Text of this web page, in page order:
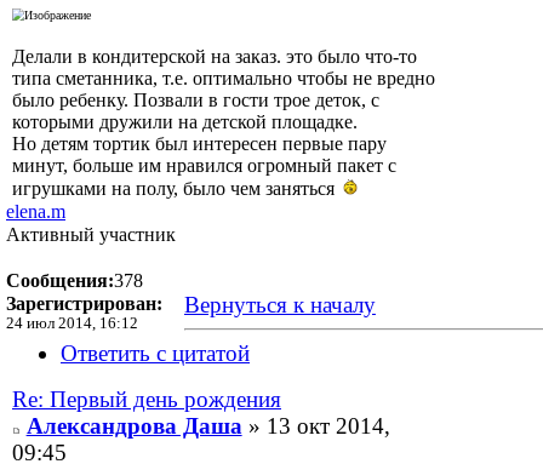
Делали в кондитерской на заказ. это было что-то
типа сметанника, т.е. оптимально чтобы не вредно
было ребенку. Позвали в гости трое деток, с
которыми дружили на детской площадке.
Но детям тортик был интересен первые пару
минут, больше им нравился огромный пакет с
игрушками на полу, было чем заняться
elena.m
Активный участник
Сообщения:378
Зарегистрирован:
24 июл 2014, 16:12
Вернуться к началу
Ответить с цитатой
Re: Первый день рождения
Александрова Даша » 13 окт 2014,
09:45